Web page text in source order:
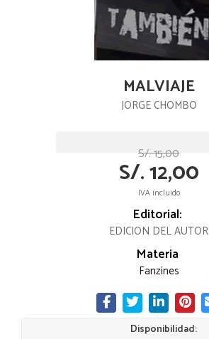
MALVIAJE
JORGE CHOMBO
S/. 15,00
S/. 12,00
IVA incluido
Editorial:
EDICION DEL AUTOR
Materia
Fanzines
Disponibilidad: